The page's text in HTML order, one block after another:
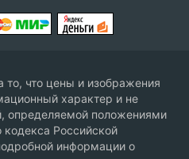
что цены и изображения
характер и не
определяемой положениями
Российской
информации о